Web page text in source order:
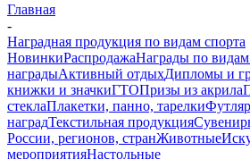
Главная
-
Наградная продукция по видам спорта
НовинкиРаспродажаНаграды по видам
наградыАктивный отдыхДипломы и
книжки и значкиГТОПризы из акрила
стеклаПлакетки, панно, тарелки
наградТекстильная продукция
России, регионов, странЖивотные
мероприятияНастольные